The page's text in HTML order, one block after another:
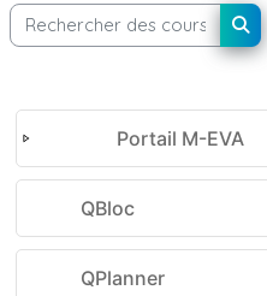
Rechercher des cours
Portail M-EVA
QBloc
QPlanner